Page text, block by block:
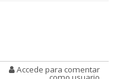
Accede para comentar